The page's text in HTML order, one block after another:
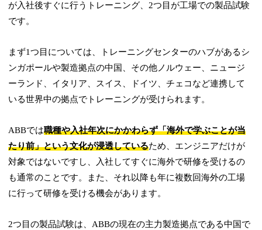
が入社後すぐに行うトレーニング、2つ目が工場での製品試験
です。
まず1つ目については、トレーニングセンターのハブがあるシ
ンガポールや製造拠点の中国、その他ノルウェー、ニュージ
ーランド、イタリア、スイス、ドイツ、チェコなど連携して
いる世界中の拠点でトレーニングが受けられます。
ABBでは職種や入社年次にかかわらず「海外で学ぶことが当
たり前」という文化が浸透しているため、エンジニアだけが
対象ではないですし、入社してすぐに海外で研修を受けるの
も通常のことです。また、それ以降も年に複数回海外の工場
に行って研修を受ける機会があります。
2つ目の製品試験は、ABBの現在の主力製造拠点である中国で